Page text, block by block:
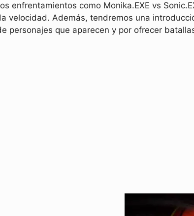
enfrentamientos como Monika.EXE vs
velocidad. Además, tendremos una
personajes que aparecen y por ofrecer